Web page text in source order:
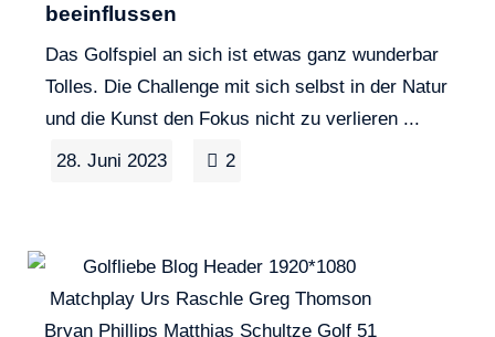
beeinflussen
Das Golfspiel an sich ist etwas ganz wunderbar
Tolles. Die Challenge mit sich selbst in der Natur
und die Kunst den Fokus nicht zu verlieren ...
28. Juni 2023
2